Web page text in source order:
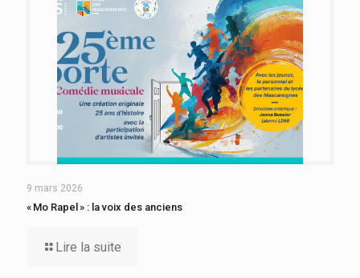
9 mars 2026
« Mo Rapel » : la voix des anciens
Lire la suite